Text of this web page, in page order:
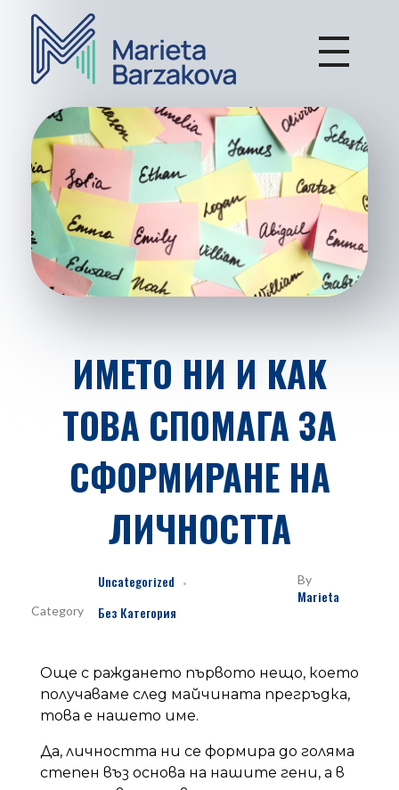
ИМЕТО НИ И КАК
ТОВА СПОМАГА ЗА
СФОРМИРАНЕ НА
ЛИЧНОСТТА
By
Marieta
Uncategorized
Без Категория
Още с раждането първото нещо, което
получаваме след майчината прегръдка,
това е нашето име.
Да, личността ни се формира до голяма
степен въз основа на нашите гени, а в